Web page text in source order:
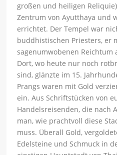
großen und heiligen
Zentrum von Ayutthaya und
errichtet. Der Tempel war
buddhistischen Priesters, er
sagenumwobenen Reichtum
Dort, wo heute nur noch
sind, glänzte im 15.
Prangs waren mit Gold
ein. Aus Schriftstücken von
Handelsreisenden, die nach
man, wie prachtvoll diese
muss. Überall Gold,
Edelsteine und Schmuck in